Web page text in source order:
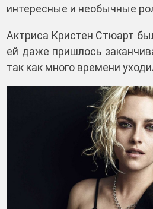
интересные и необычные
Актриса Кристен Стюарт
ей даже пришлось
так как много времени